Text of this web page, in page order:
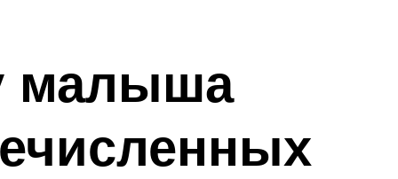
малыша